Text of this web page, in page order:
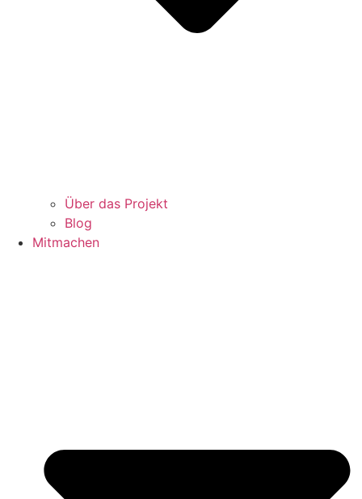
Über das Projekt
Blog
Mitmachen